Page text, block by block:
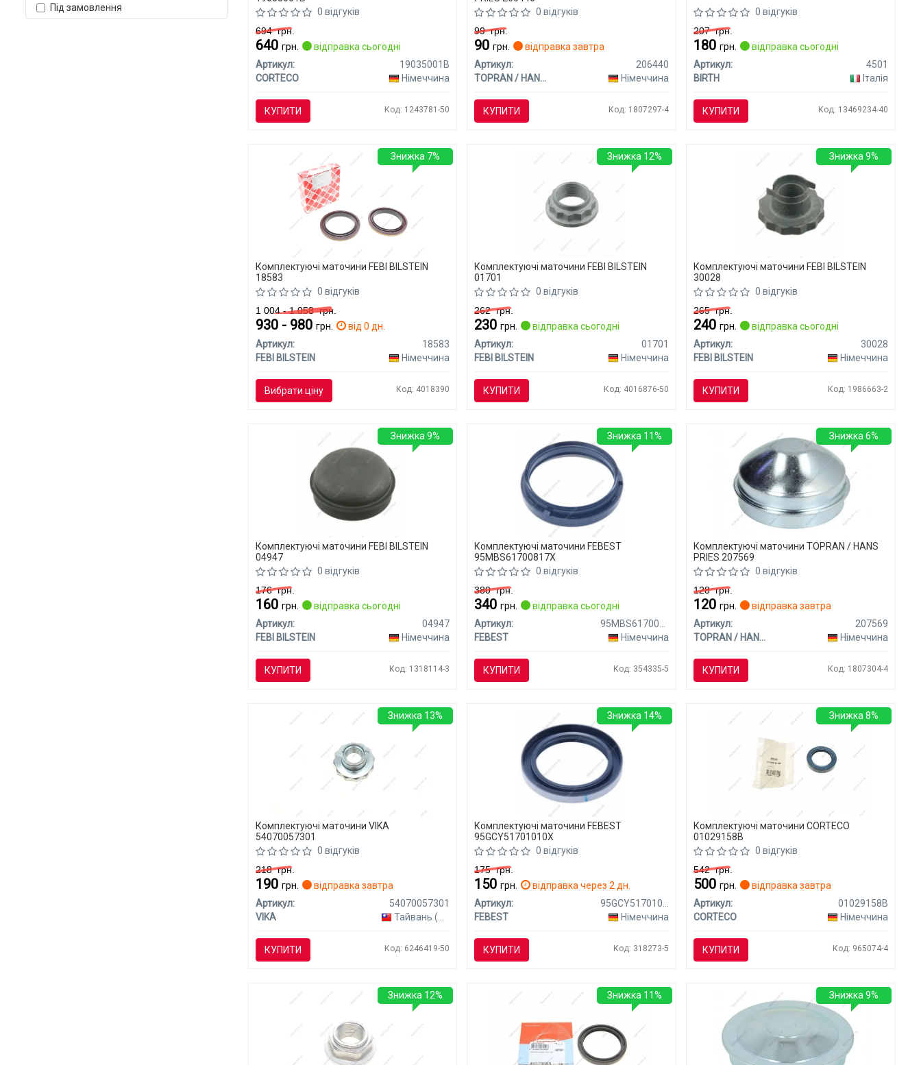
Під замовлення
0 відгуків
694грн.
640 грн.
відправка сьогодні
Артикул:
19035001B
CORTECO
Німеччина
КУПИТИ Код: 1243781-50
0 відгуків
99грн.
90грн.
відправка завтра
Артикул:
206440
TOPRAN / HANS PRIES
Німеччина
КУПИТИ Код: 1807297-4
0 відгуків
207грн.
180грн.
відправка сьогодні
Артикул:
4501
BIRTH
Італія
КУПИТИ Код: 13469234-40
Комплектуючі маточини FEBI BILSTEIN
18583
0 відгуків
1 004 - 1 058грн.
930 - 980 грн.
від 0 дн.
Артикул:
18583
FEBI BILSTEIN
Німеччина
Вибрати ціну Код: 4018390
Знижка 7%
Комплектуючі маточини FEBI BILSTEIN
01701
0 відгуків
262грн.
230грн.
відправка сьогодні
Артикул:
01701
FEBI BILSTEIN
Німеччина
КУПИТИ Код: 4016876-50
Знижка 12%
Комплектуючі маточини FEBI BILSTEIN
30028
0 відгуків
265грн.
240грн.
відправка сьогодні
Артикул:
30028
FEBI BILSTEIN
Німеччина
КУПИТИ Код: 1986663-2
Знижка 9%
Комплектуючі маточини FEBI BILSTEIN
04947
0 відгуків
176грн.
160 грн.
відправка сьогодні
Артикул:
04947
FEBI BILSTEIN
Німеччина
КУПИТИ Код: 1318114-3
Знижка 9%
Комплектуючі маточини FEBEST
95MBS61700817X
0 відгуків
380грн.
340грн.
відправка сьогодні
Артикул:
95MBS61700817X
FEBEST
Німеччина
КУПИТИ Код: 354335-5
Знижка 11%
Комплектуючі маточини TOPRAN / HANS
PRIES 207569
0 відгуків
128грн.
120грн.
відправка завтра
Артикул:
207569
TOPRAN / HANS PRIES
Німеччина
КУПИТИ Код: 1807304-4
Знижка 6%
Комплектуючі маточини VIKA
54070057301
0 відгуків
218грн.
190 грн.
відправка завтра
Артикул:
54070057301
VIKA
Тайвань (Китай)
КУПИТИ Код: 6246419-50
Знижка 13%
Комплектуючі маточини FEBEST
95GCY51701010X
0 відгуків
175грн.
150грн.
відправка через 2 дн.
Артикул:
95GCY51701010X
FEBEST
Німеччина
КУПИТИ Код: 318273-5
Знижка 14%
Комплектуючі маточини CORTECO
01029158B
0 відгуків
542грн.
500грн.
відправка завтра
Артикул:
01029158B
CORTECO
Німеччина
КУПИТИ Код: 965074-4
Знижка 8%
Знижка 12% Знижка 11% Знижка 9%